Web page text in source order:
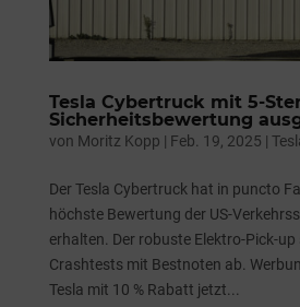
Tesla Cybertruck mit 5-
Sicherheitsbewertung
von Moritz Kopp | Feb. 19, 2025 |
Der Tesla Cybertruck hat in puncto
höchste Bewertung der US-
erhalten. Der robuste Elektro-Pick-
Crashtests mit Bestnoten ab.
Tesla mit 10 % Rabatt jetzt...